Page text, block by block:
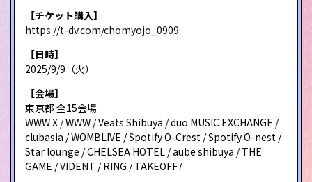
【チケット購入】
https://t-dv.com/chomyojo_0909
【日時】
2025/9/9（火）
【会場】
東京都 全15会場
WWW X / WWW / Veats Shibuya / duo MUSIC EXCHANGE /
clubasia / WOMBLIVE / Spotify O-Crest / Spotify O-nest /
Star lounge / CHELSEA HOTEL / aube shibuya / THE
GAME / VIDENT / RING / TAKEOFF7